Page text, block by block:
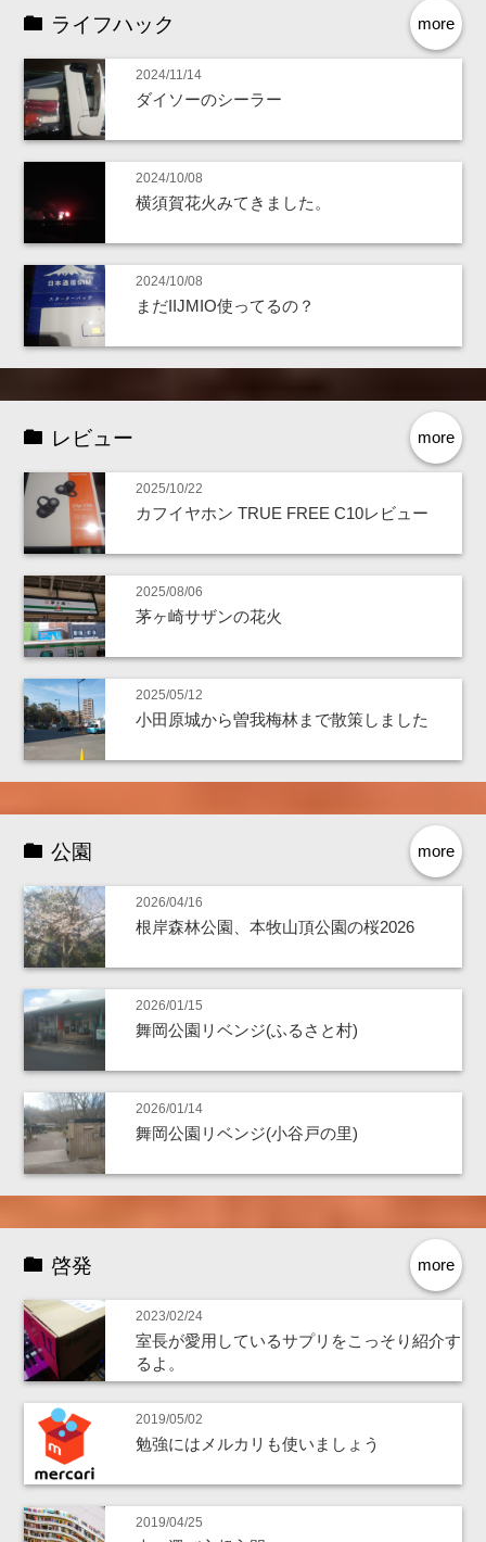
more
ライフハック
2024/11/14
ダイソーのシーラー
2024/10/08
横須賀花火みてきました。
2024/10/08
まだIIJMIO使ってるの？
more
レビュー
2025/10/22
カフイヤホン TRUE FREE C10レビュー
2025/08/06
茅ヶ崎サザンの花火
2025/05/12
小田原城から曽我梅林まで散策しました
more
公園
2026/04/16
根岸森林公園、本牧山頂公園の桜2026
2026/01/15
舞岡公園リベンジ(ふるさと村)
2026/01/14
舞岡公園リベンジ(小谷戸の里)
more
啓発
2023/02/24
室長が愛用しているサプリをこっそり紹介す
るよ。
2019/05/02
勉強にはメルカリも使いましょう
2019/04/25